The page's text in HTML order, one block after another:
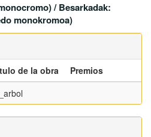
/ Besarkadak:
monokromoa)
de la obra
Premios